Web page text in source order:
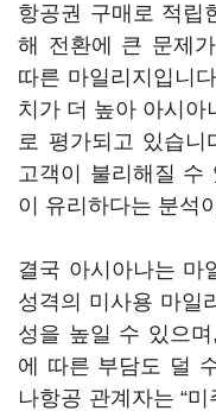
항공권 구매로 적립
해 전환에 큰 문제
따른 마일리지입니
치가 더 높아 아시
로 평가되고 있습
고객이 불리해질 수
이 유리하다는 분석
결국 아시아나는 마
성격의 미사용 마일
성을 높일 수 있으
에 따른 부담도 덜
나항공 관계자는 “